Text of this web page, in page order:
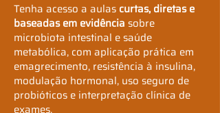
Tenha acesso a aulas curtas, diretas e
baseadas em evidência sobre
microbiota intestinal e saúde
metabólica, com aplicação prática em
emagrecimento, resistência à insulina,
modulação hormonal, uso seguro de
probióticos e interpretação clínica de
exames.